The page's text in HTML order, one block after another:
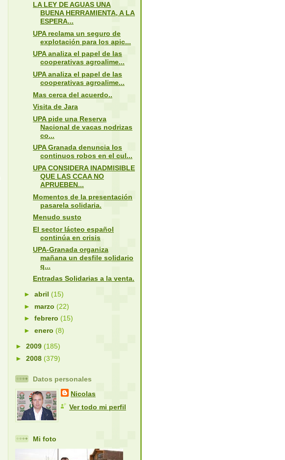
LA LEY DE AGUAS UNA
BUENA HERRAMIENTA, A LA
ESPERA...
UPA reclama un seguro de
explotación para los apic...
UPA analiza el papel de las
cooperativas agroalime...
UPA analiza el papel de las
cooperativas agroalime...
Mas cerca del acuerdo..
Visita de Jara
UPA pide una Reserva
Nacional de vacas nodrizas
co...
UPA Granada denuncia los
continuos robos en el cul...
UPA CONSIDERA INADMISIBLE
QUE LAS CCAA NO
APRUEBEN...
Momentos de la presentación
pasarela solidaria.
Menudo susto
El sector lácteo español
continúa en crisis
UPA-Granada organiza
mañana un desfile solidario
q...
Entradas Solidarias a la venta.
►abril (15)
► marzo (22)
►febrero (15)
►enero (8)
► 2009 (185)
► 2008 (379)
Datos personales
Nicolas
Ver todo mi perfil
Mi foto